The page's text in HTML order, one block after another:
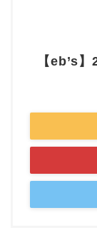
【eb’s